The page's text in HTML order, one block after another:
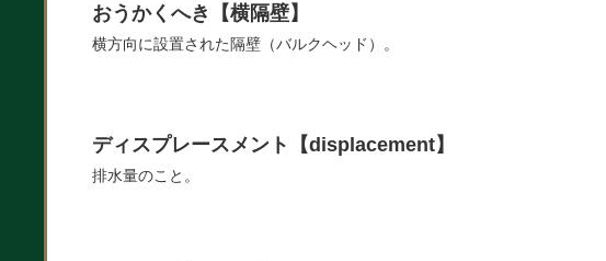
おうかくへき【横隔壁】
横方向に設置された隔壁（バルクヘッド）。
ディスプレースメント【displacement】
排水量のこと。